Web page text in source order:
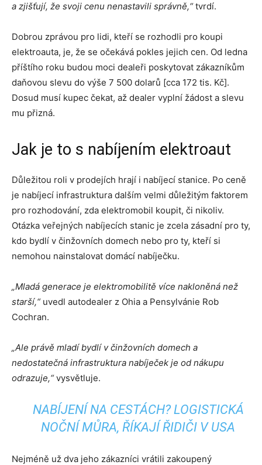
a zjišťují, že svoji cenu nenastavili správně,“tvrdí.
Dobrou zprávou pro lidi, kteří se rozhodli pro koupi
elektroauta, je, že se očekává pokles jejich cen. Od ledna
příštího roku budou moci dealeři poskytovat zákazníkům
daňovou slevu do výše 7 500 dolarů [cca 172 tis. Kč].
Dosud musí kupec čekat, až dealer vyplní žádost a slevu
mu přizná.
Jak je to s nabíjením elektroaut
Důležitou roli v prodejích hrají i nabíjecí stanice. Po ceně
je nabíjecí infrastruktura dalším velmi důležitým faktorem
pro rozhodování, zda elektromobil koupit, či nikoliv.
Otázka veřejných nabíjecích stanic je zcela zásadní pro ty,
kdo bydlí v činžovních domech nebo pro ty, kteří si
nemohou nainstalovat domácí nabíječku.
„Mladá generace je elektromobilitě více nakloněná než
starší,“uvedl autodealer z Ohia a Pensylvánie Rob
Cochran.
„Ale právě mladí bydlí v činžovních domech a
nedostatečná infrastruktura nabíječek je od nákupu
odrazuje,“vysvětluje.
NABÍJENÍ NA CESTÁCH? LOGISTICKÁ
NOČNÍ MŮRA, ŘÍKAJÍ ŘIDIČI V USA
Nejméně už dva jeho zákazníci vrátili zakoupený